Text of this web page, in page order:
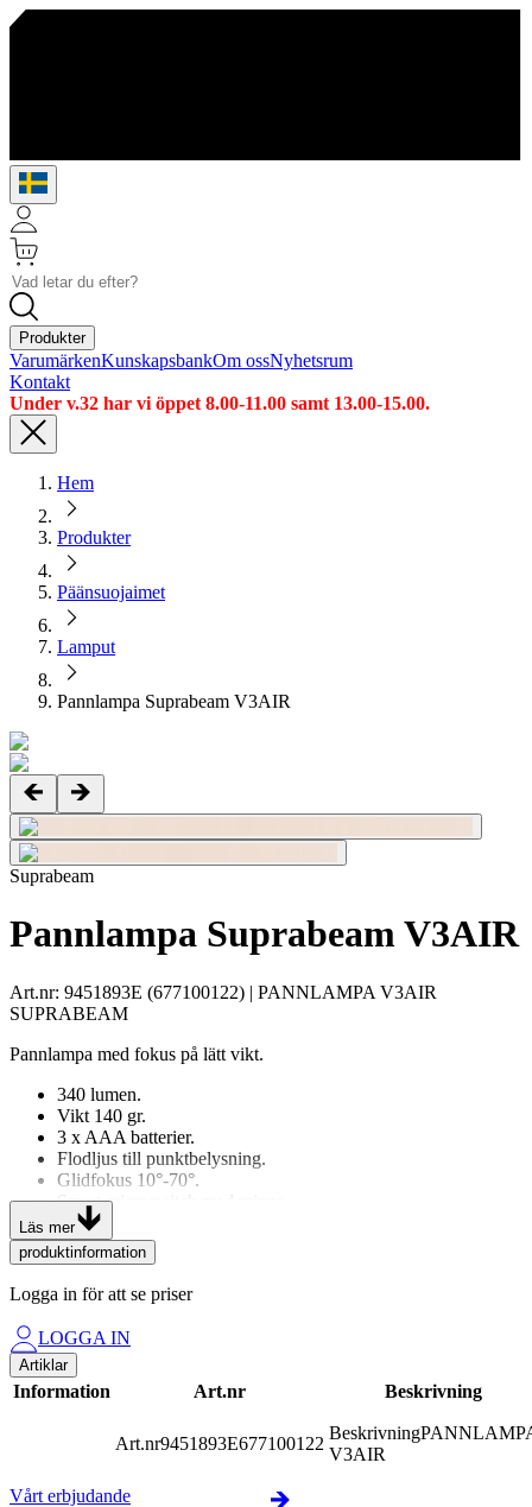
Produkter
VarumärkenKunskapsbankOm ossNyhetsrum
Kontakt
Under v.32 har vi öppet 8.00-11.00 samt 13.00-15.00.
Hem
Produkter
Päänsuojaimet
Lamput
Pannlampa Suprabeam V3AIR
Suprabeam
Pannlampa Suprabeam V3AIR
Art.nr: 9451893E (677100122) | PANNLAMPA V3AIR
SUPRABEAM
Pannlampa med fokus på lätt vikt.
340 lumen.
Vikt 140 gr.
3 x AAA batterier.
Flodljus till punktbelysning.
Glidfokus 10°-70°.
Smart microswitch med minne.
Pannband med silikonränder och skumgummi för hög
pannkomfort.
Transportlås.
IPx4.
Läs mer
produktinformation
Logga in för att se priser
LOGGA IN
Artiklar
Information Art.nr Beskrivning
Art.nr9451893E677100122
Beskrivning
V3AIR
Vårt erbjudande